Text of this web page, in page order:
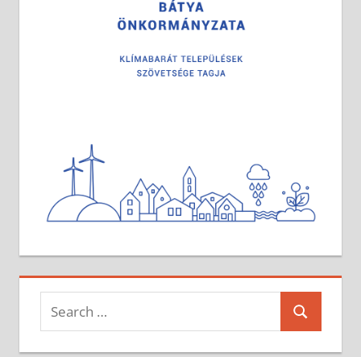
Search
for:
Search